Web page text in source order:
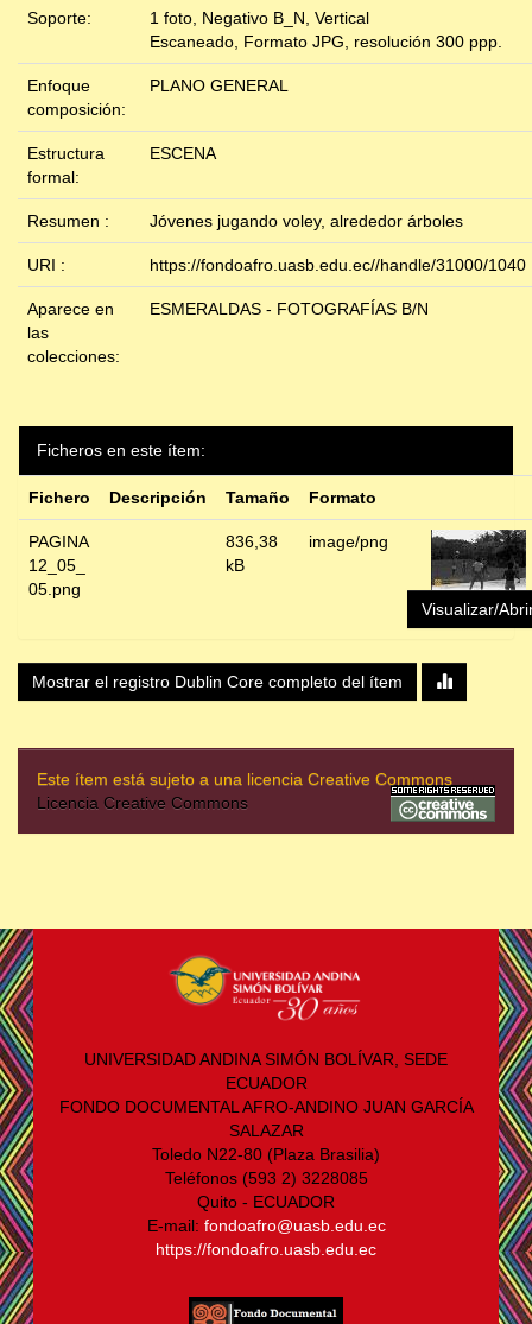
Soporte:
1 foto, Negativo B_N, Vertical
Escaneado, Formato JPG, resolución 300 ppp.
Enfoque
composición:
PLANO GENERAL
Estructura
formal:
ESCENA
Resumen : Jóvenes jugando voley, alrededor árboles
URI : https://fondoafro.uasb.edu.ec//handle/31000/1040
Aparece en
las
colecciones:
ESMERALDAS - FOTOGRAFÍAS B/N
Ficheros en este ítem:
Fichero Descripción Tamaño Formato
PAGINA
12_05_
05.png
836,38
kB
image/png
Visualizar/
Mostrar el registro Dublin Core completo del ítem
Este ítem está sujeto a una licencia Creative Commons
Licencia Creative Commons
UNIVERSIDAD ANDINA SIMÓN BOLÍVAR, SEDE
ECUADOR
FONDO DOCUMENTAL AFRO-ANDINO JUAN GARCÍA
SALAZAR
Toledo N22-80 (Plaza Brasilia)
Teléfonos (593 2) 3228085
Quito - ECUADOR
E-mail: fondoafro@uasb.edu.ec
https://fondoafro.uasb.edu.ec